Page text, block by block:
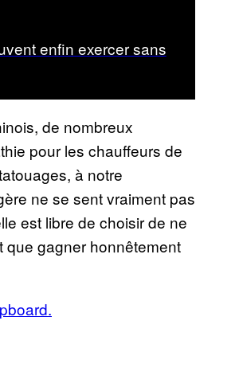
enfin exercer sans
de nombreux
pour les chauffeurs de
à notre
ne se sent vraiment pas
est libre de choisir de ne
que gagner honnêtement